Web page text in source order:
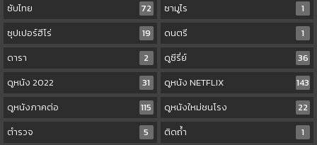
ซับไทย
72 ซามูไร
1
ซุปเปอร์ฮีโร่
19 ดนตรี
1
ดารา
2 ดูซีรี่ย์
36
ดูหนัง 2022
31 ดูหนัง NETFLIX
143
ดูหนังภาคต่อ
115 ดูหนังใหม่ชนโรง
22
ตำรวจ
5 ติดถ้ำ
1